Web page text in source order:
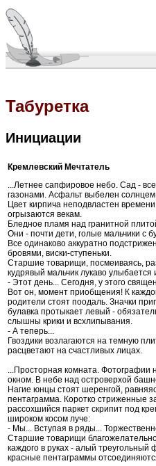
Табуретка
Инициации
Кремлевский Мечтатель
...Летнее сапфировое небо. Сад -
газонами. Асфальт выбелен
Цвет кирпича неподвластен
огрызаются векам.
Бледное пламя над гранитной
Они - почти дети, голые мальчики с
Все одинаково аккуратно
бровями, виски-ступеньки.
Старшие товарищи, посмеиваясь,
кудрявый мальчик лукаво улыбается
- Этот день... Сегодня, у этого
Вот он, момент приобщения! К
родители стоят поодаль. Значки
булавка протыкает левый -
слышны крики и всхлипывания.
- А теперь...
Гвоздики возлагаются на темную
расцветают на счастливых лицах.
...Просторная комната. Фотографии
окном. В небе над островерхой
Нагие юнцы стоят шеренгой,
пентаграмма. Коротко стриженные
рассохшийся паркет скрипит под
широком косом луче:
- Мы... Вступая в ряды...
Старшие товарищи
каждого в руках - алый
красные пентаграммы